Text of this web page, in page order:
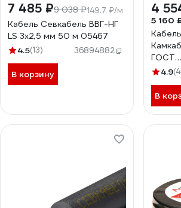
7 485 ₽9 038 ₽149.7 ₽/м
Кабель Севкабель ВВГ-НГ
LS 3х2,5 мм 50 м 05467
4.5(13) 36894882
В корзину
4
5 160
ГОСТ
4.9
В